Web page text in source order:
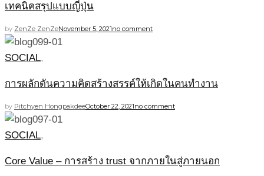
เทคนิคสรุปแบบญี่ปุ่น
by ZenZe ZenZeNovember 5, 2021no comment
SOCIAL,
การผลักดันความคิดสร้างสรรค์ให้เกิดในคนทำงาน
by Pitchyen HongpakdeeOctober 22, 2021no comment
SOCIAL,
Core Value – การสร้าง trust จากภายในสู่ภายนอก